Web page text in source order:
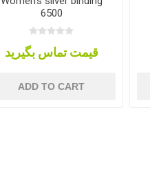
6500
قیمت تماس بگیرید
ADD TO CART